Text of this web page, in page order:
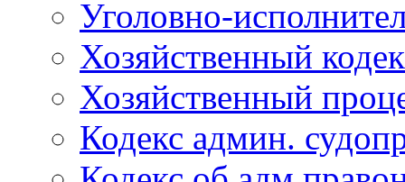
Уголовно-
Хозяйственный
Хозяйственный
Кодекс админ.